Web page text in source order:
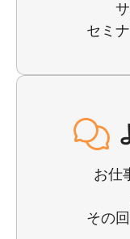
セミ
お仕
その